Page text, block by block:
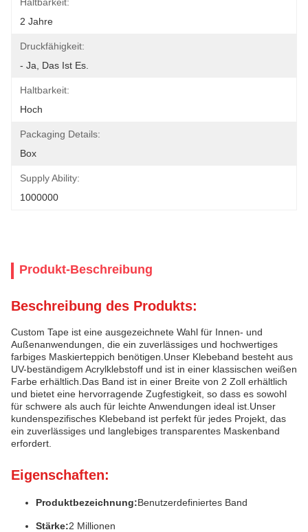
2 Jahre
Druckfähigkeit:
- Ja, Das Ist Es.
Haltbarkeit:
Hoch
Packaging Details:
Box
Supply Ability:
1000000
Produkt-Beschreibung
Beschreibung des Produkts:
Custom Tape ist eine ausgezeichnete Wahl für Innen- und
Außenanwendungen, die ein zuverlässiges und hochwertiges
farbiges Maskierteppich benötigen.Unser Klebeband besteht aus
UV-beständigem Acrylklebstoff und ist in einer klassischen weißen
Farbe erhältlich.Das Band ist in einer Breite von 2 Zoll erhältlich
und bietet eine hervorragende Zugfestigkeit, so dass es sowohl
für schwere als auch für leichte Anwendungen ideal ist.Unser
kundenspezifisches Klebeband ist perfekt für jedes Projekt, das
ein zuverlässiges und langlebiges transparentes Maskenband
erfordert.
Eigenschaften:
Produktbezeichnung:Benutzerdefiniertes Band
Stärke:2 Millionen